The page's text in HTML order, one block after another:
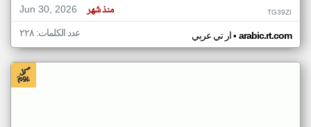
Jun 30, 2026
منذ شهر TG39ZI
ار تي عربي• arabic.rt.com عدد الكلمات: ٢٢٨